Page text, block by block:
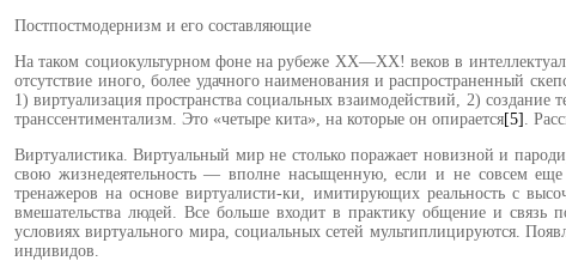
Постпостмодернизм и его составляющие
На таком социокультурном фоне на рубеже ХХ—ХХ! веков в
отсутствие иного, более удачного наименования и распространенный
1) виртуализация пространства социальных взаимодействий, 2)
транссентиментализм. Это «четыре кита», на которые он опирается[5] .
Виртуалистика. Виртуальный мир не столько поражает новизной и
свою жизнедеятельность — вполне насыщенную, если и не совсем
тренажеров на основе виртуалисти-ки, имитирующих реальность с
вмешательства людей. Все больше входит в практику общение и
условиях виртуального мира, со­циальных сетей мультиплицируют­ся.
индивидов.